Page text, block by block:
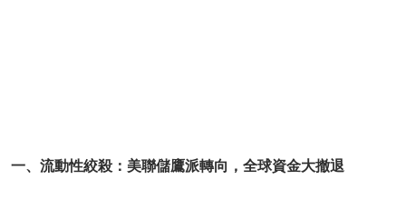
一、流動性絞殺：美聯儲鷹派轉向，全球資金大撤退